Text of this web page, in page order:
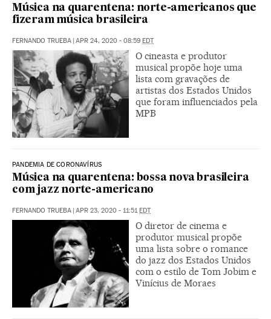
Música na quarentena: norte-americanos que
fizeram música brasileira
FERNANDO TRUEBA APR 24, 2020 - 08:59 EDT
O cineasta e produtor
musical propõe hoje uma
lista com gravações de
artistas dos Estados Unidos
que foram influenciados pela
MPB
PANDEMIA DE CORONAVÍRUS
Música na quarentena: bossa nova brasileira
com jazz norte-americano
FERNANDO TRUEBA APR 23, 2020 - 11:51 EDT
O diretor de cinema e
produtor musical propõe
uma lista sobre o romance
do jazz dos Estados Unidos
com o estilo de Tom Jobim e
Vinícius de Moraes